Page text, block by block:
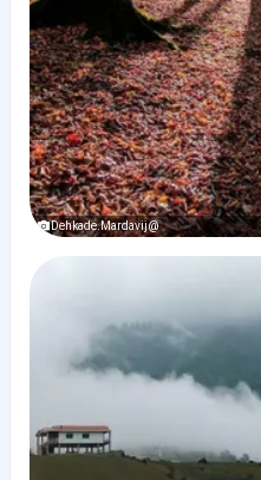
@Dehkade.Mardavij